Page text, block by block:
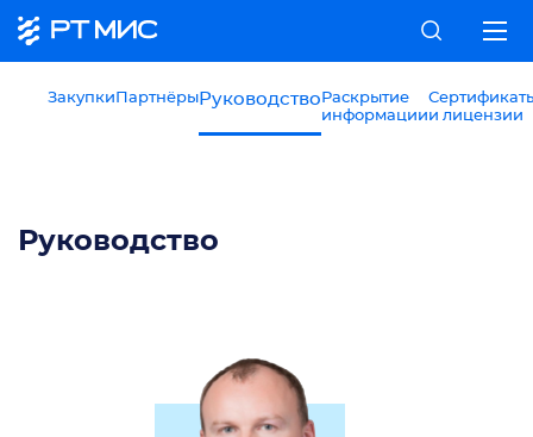
Закупки Партнёры Руководство Раскрытие
информациии лицензии
Руководство